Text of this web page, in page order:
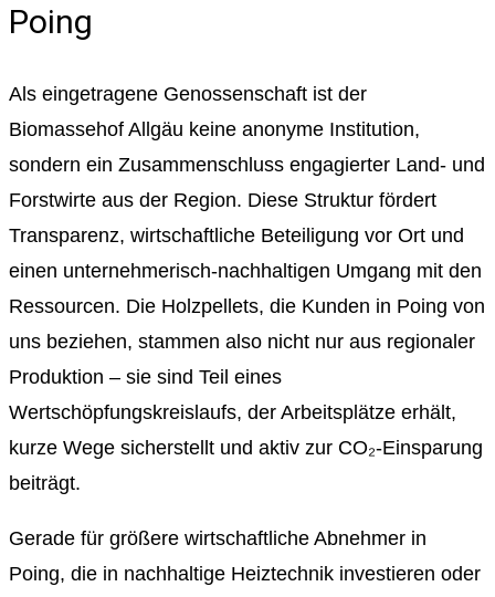
Poing
Als eingetragene Genossenschaft ist der
Biomassehof Allgäu keine anonyme Institution,
sondern ein Zusammenschluss engagierter Land- und
Forstwirte aus der Region. Diese Struktur fördert
Transparenz, wirtschaftliche Beteiligung vor Ort und
einen unternehmerisch-nachhaltigen Umgang mit den
Ressourcen. Die Holzpellets, die Kunden in Poing von
uns beziehen, stammen also nicht nur aus regionaler
Produktion – sie sind Teil eines
Wertschöpfungskreislaufs, der Arbeitsplätze erhält,
kurze Wege sicherstellt und aktiv zur CO₂-Einsparung
beiträgt.
Gerade für größere wirtschaftliche Abnehmer in
Poing, die in nachhaltige Heiztechnik investieren oder